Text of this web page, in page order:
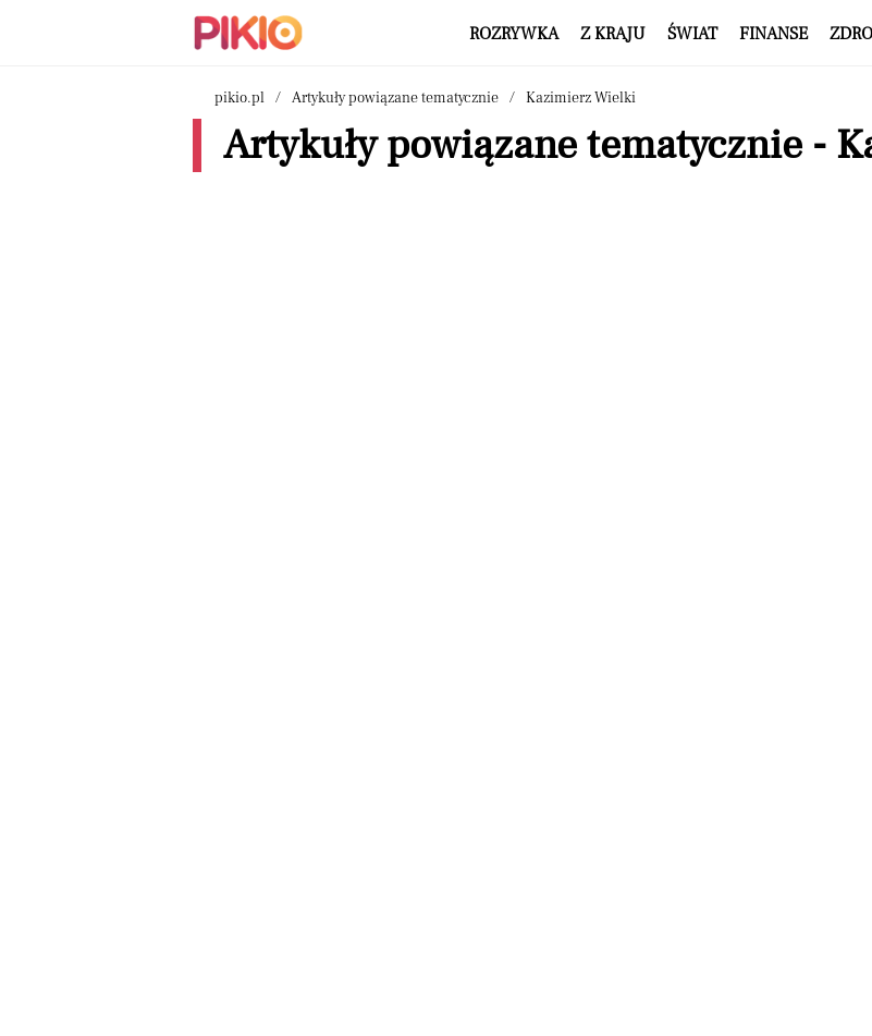
ROZRYWKA Z KRAJU ŚWIAT FINANSE
pikio.pl Artykuły powiązane tematycznie Kazimierz Wielki
Artykuły powiązane tematycznie -